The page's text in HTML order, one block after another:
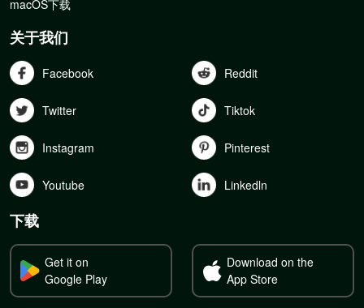
macOS下载
关于我们
Facebook Reddit
Twitter Tiktok
Instagram Pinterest
Youtube Linkedln
下载
Get it on
Google Play
Download on the
App Store